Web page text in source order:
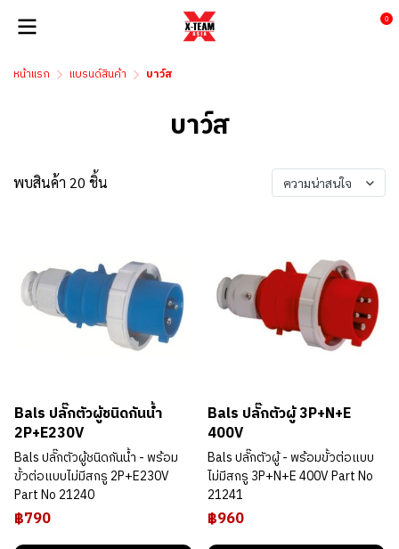
0
หน้าแรก แบรนด์สินค้า บาว์ส
บาว์ส
พบสินค้า 20 ชิ้น ความน่าสนใจ
Bals ปลั๊กตัวผู้ชนิดกันน้ำ
2P+E230V
Bals ปลั๊กตัวผู้ชนิดกันน้ำ - พร้อม
ขั้วต่อแบบไม่มีสกรู 2P+E230V
Part No 21240
฿790
Bals ปลั๊กตัวผู้ 3P+N+E
400V
Bals ปลั๊กตัวผู้ - พร้อมขั้วต่อแบบ
ไม่มีสกรู 3P+N+E 400V Part No
21241
฿960